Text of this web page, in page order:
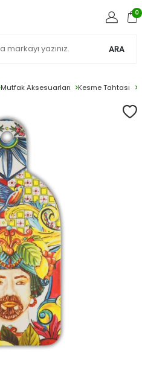
ARA
0
Mutfak Aksesuarları Kesme Tahtası